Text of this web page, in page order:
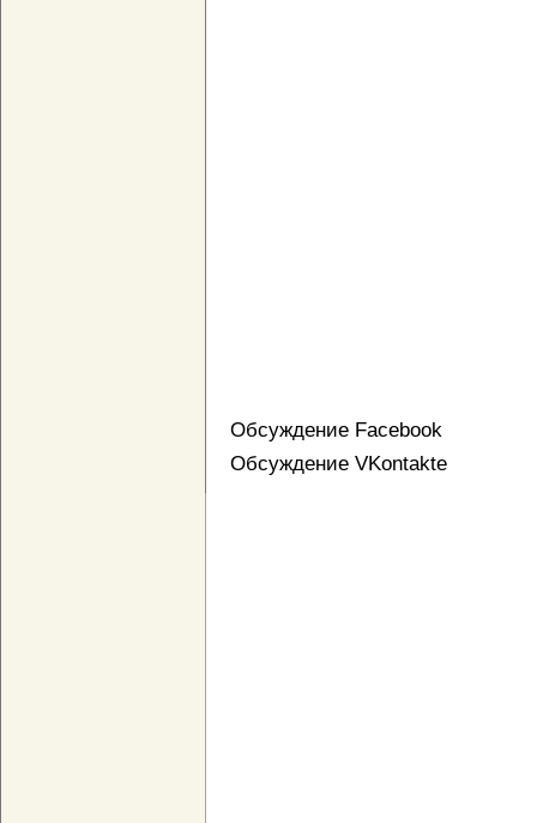
Обсуждение Facebook
Обсуждение VKontakte